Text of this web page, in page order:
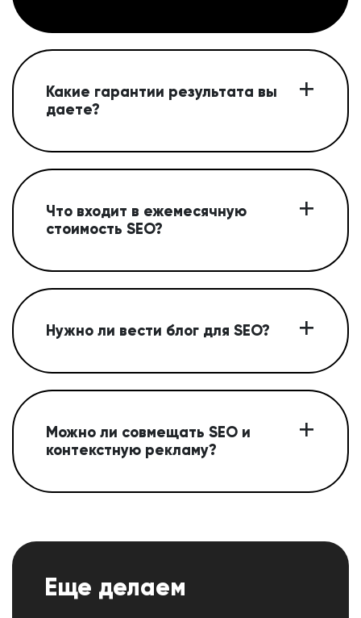
Какие гарантии результата вы
даете?
Что входит в ежемесячную
стоимость SEO?
Нужно ли вести блог для SEO?
Можно ли совмещать SEO и
контекстную рекламу?
Еще делаем